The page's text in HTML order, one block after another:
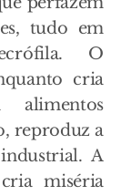
tudo em
O
cria
reproduz a
A
miséria